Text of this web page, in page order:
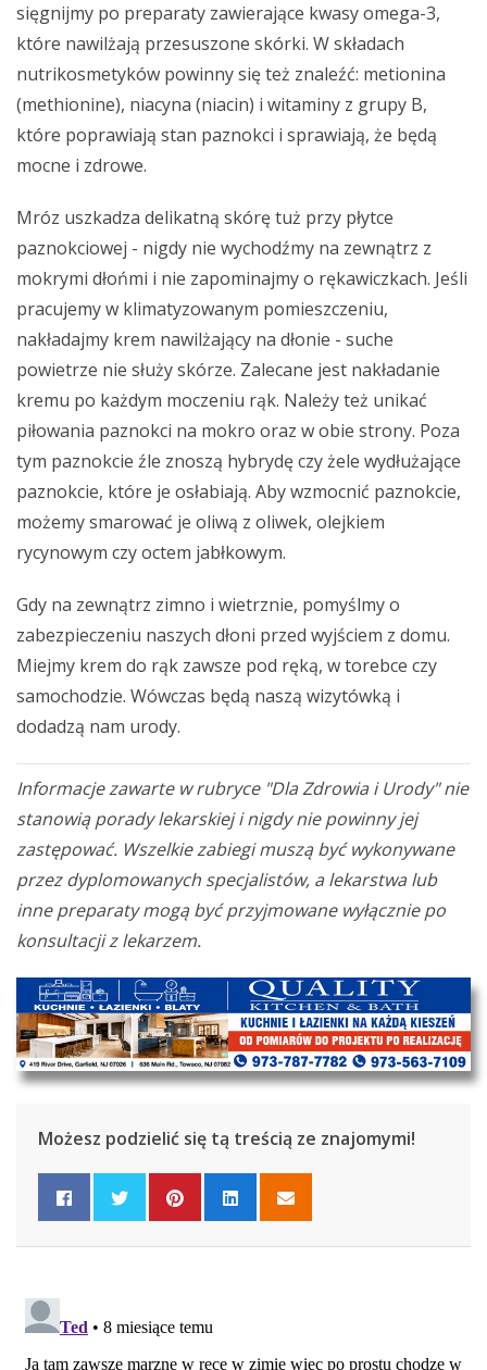
sięgnijmy po preparaty zawierające kwasy omega-3,
które nawilżają przesuszone skórki. W składach
nutrikosmetyków powinny się też znaleźć: metionina
(methionine), niacyna (niacin) i witaminy z grupy B,
które poprawiają stan paznokci i sprawiają, że będą
mocne i zdrowe.
Mróz uszkadza delikatną skórę tuż przy płytce
paznokciowej - nigdy nie wychodźmy na zewnątrz z
mokrymi dłońmi i nie zapominajmy o rękawiczkach. Jeśli
pracujemy w klimatyzowanym pomieszczeniu,
nakładajmy krem nawilżający na dłonie - suche
powietrze nie służy skórze. Zalecane jest nakładanie
kremu po każdym moczeniu rąk. Należy też unikać
piłowania paznokci na mokro oraz w obie strony. Poza
tym paznokcie źle znoszą hybrydę czy żele wydłużające
paznokcie, które je osłabiają. Aby wzmocnić paznokcie,
możemy smarować je oliwą z oliwek, olejkiem
rycynowym czy octem jabłkowym.
Gdy na zewnątrz zimno i wietrznie, pomyślmy o
zabezpieczeniu naszych dłoni przed wyjściem z domu.
Miejmy krem do rąk zawsze pod ręką, w torebce czy
samochodzie. Wówczas będą naszą wizytówką i
dodadzą nam urody.
Informacje zawarte w rubryce "Dla Zdrowia i Urody" nie
stanowią porady lekarskiej i nigdy nie powinny jej
zastępować. Wszelkie zabiegi muszą być wykonywane
przez dyplomowanych specjalistów, a lekarstwa lub
inne preparaty mogą być przyjmowane wyłącznie po
konsultacji z lekarzem.
Możesz podzielić się tą treścią ze znajomymi!